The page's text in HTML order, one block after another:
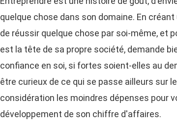
quelque chose dans son domaine. En
de réussir quelque chose par soi-même, et
est la tête de sa propre société, demande
confiance en soi, si fortes soient-elles au
être curieux de ce qui se passe ailleurs sur
considération les moindres dépenses pour
développement de son chiffre d'affaires.